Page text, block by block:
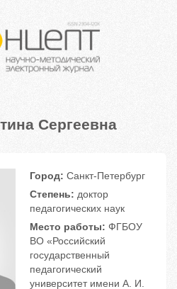
Сергеевна
Город: Санкт-Петербург
Степень: доктор
педагогических наук
Место работы: ФГБОУ
ВО «Российский
государственный
педагогический
университет имени А. И.